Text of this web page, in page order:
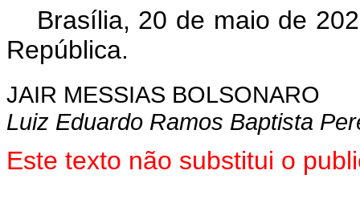
Brasília, 20 de maio de
República.
JAIR MESSIAS BOLSONARO
Luiz Eduardo Ramos Baptista
Este texto não substitui o